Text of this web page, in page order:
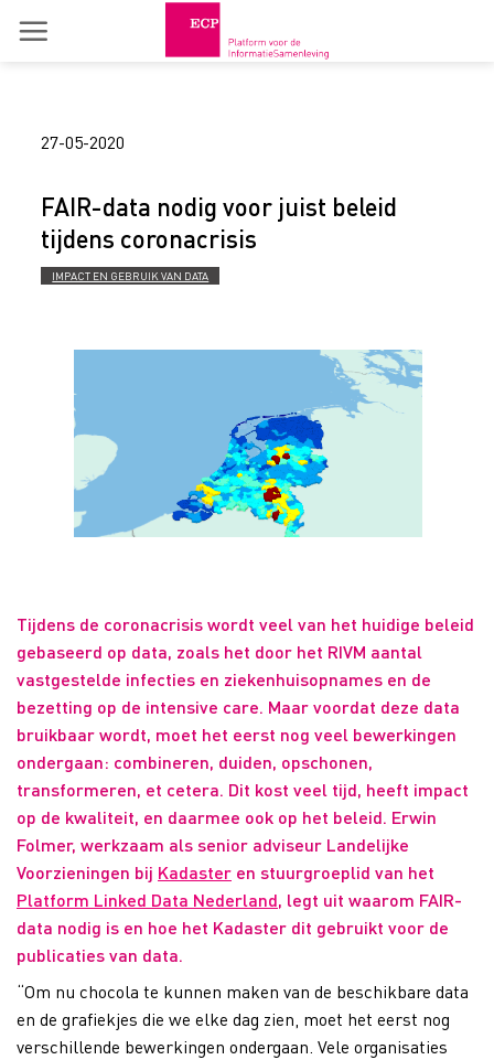
27-05-2020
FAIR-data nodig voor juist beleid
tijdens coronacrisis
IMPACT EN GEBRUIK VAN DATA
Tijdens de coronacrisis wordt veel van het huidige beleid
gebaseerd op data, zoals het door het RIVM aantal
vastgestelde infecties en ziekenhuisopnames en de
bezetting op de intensive care. Maar voordat deze data
bruikbaar wordt, moet het eerst nog veel bewerkingen
ondergaan: combineren, duiden, opschonen,
transformeren, et cetera. Dit kost veel tijd, heeft impact
op de kwaliteit, en daarmee ook op het beleid. Erwin
Folmer, werkzaam als senior adviseur Landelijke
Voorzieningen bij Kadaster en stuurgroeplid van het
Platform Linked Data Nederland, legt uit waarom FAIR-
data nodig is en hoe het Kadaster dit gebruikt voor de
publicaties van data.
“Om nu chocola te kunnen maken van de beschikbare data
en de grafiekjes die we elke dag zien, moet het eerst nog
verschillende bewerkingen ondergaan. Vele organisaties